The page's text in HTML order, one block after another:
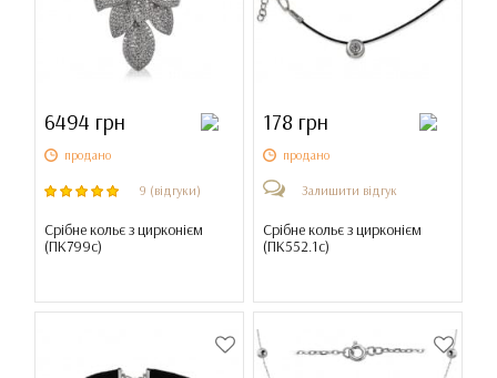
6494 грн
продано
9 (відгуки)
Срібне кольє з цирконієм
(ПК799с)
178 грн
продано
Залишити відгук
Срібне кольє з цирконієм
(ПК552.1с)